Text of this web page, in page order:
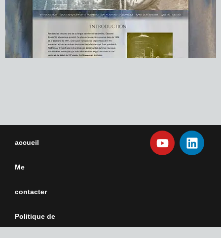
accueil
Me
contacter
Politique de